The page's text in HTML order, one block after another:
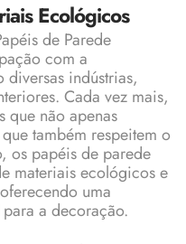
Ecológicos
de Parede
com a
diversas indústrias,
Cada vez mais,
que não apenas
também respeitem o
os papéis de parede
materiais ecológicos e
uma
a decoração.